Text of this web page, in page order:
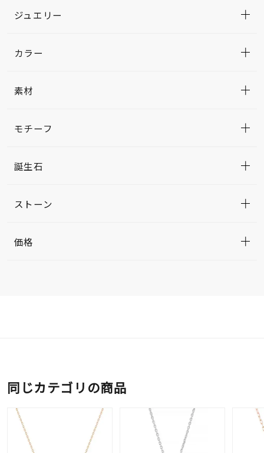
ジュエリー
カラー
素材
モチーフ
誕生石
ストーン
価格
同じカテゴリの商品